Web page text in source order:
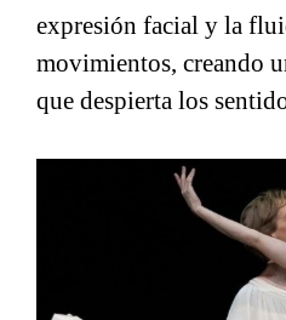
expresión facial y la
movimientos, creando
que despierta los